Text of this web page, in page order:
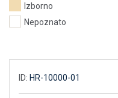
Izborno
Nepoznato
ID: HR-10000-01